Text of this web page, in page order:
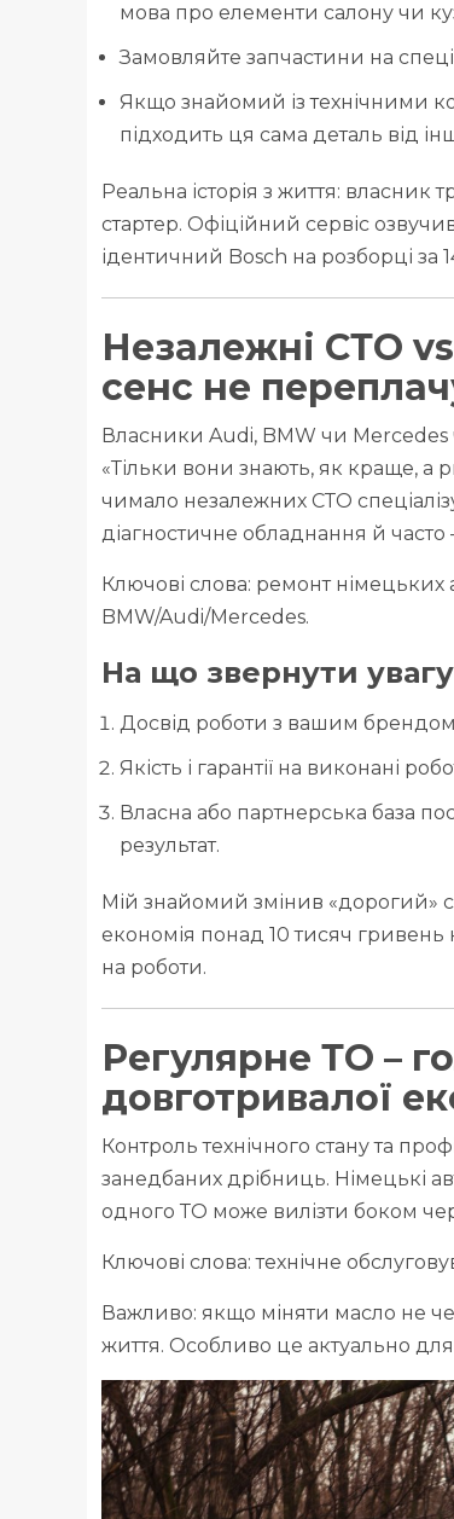
мова про елементи салону чи
Замовляйте запчастини на
Якщо знайомий із технічними
підходить ця сама деталь від
Реальна історія з життя: власник
стартер. Офіційний сервіс
ідентичний Bosch на розборці за
Незалежні СТО
сенс не
Власники Audi, BMW чи Mercedes
«Тільки вони знають, як краще, а
чимало незалежних СТО
діагностичне обладнання й часто
Ключові слова: ремонт німецьких
BMW/Audi/Mercedes.
На що звернути
Досвід роботи з вашим брендом
Якість і гарантії на виконані
Власна або партнерська база
результат.
Мій знайомий змінив «дорогий»
економія понад 10 тисяч гривень
на роботи.
Регулярне ТО –
довготривалої
Контроль технічного стану та
занедбаних дрібниць. Німецькі
одного ТО може вилізти боком
Ключові слова: технічне
Важливо: якщо міняти масло не
життя. Особливо це актуально